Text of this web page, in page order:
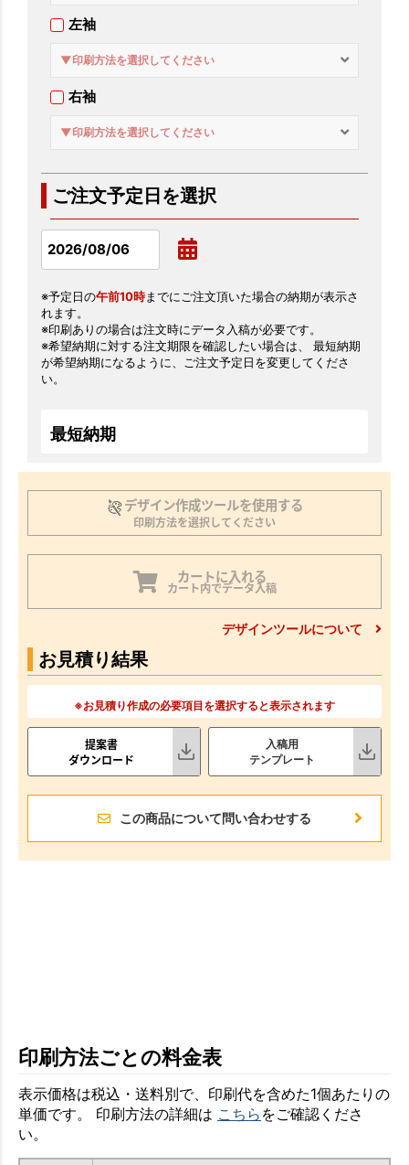
左袖
▼印刷方法を選択してください
右袖
▼印刷方法を選択してください
ご注文予定日を選択
※予定日の午前10時までにご注文頂いた場合の納期が表示さ
れます。
※印刷ありの場合は注文時にデータ入稿が必要です。
※希望納期に対する注文期限を確認したい場合は、 最短納期
が希望納期になるように、ご注文予定日を変更してくださ
い。
最短納期
デザイン作成ツールを使用する
印刷方法を選択してください
カートに入れる
カート内でデータ入稿
デザインツールについて
お見積り結果
※お見積り作成の必要項目を選択すると表示されます
提案書
ダウンロード
入稿用
テンプレート
この商品について問い合わせする
印刷方法ごとの料金表
表示価格は税込・送料別で、印刷代を含めた1個あたりの
単価です。 印刷方法の詳細は こちら をご確認くださ
い。